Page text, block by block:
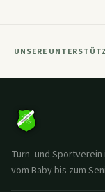
UNSERE
Turn- und
vom Baby bis zum